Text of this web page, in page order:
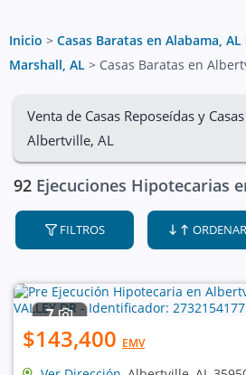
Inicio > Casas Baratas en Alabama, AL
Marshall, AL > Casas Baratas en
Venta de Casas Reposeídas y
Albertville, AL
92 Ejecuciones Hipotecarias
FILTROS ORDENAR
7
$143,400 EMV